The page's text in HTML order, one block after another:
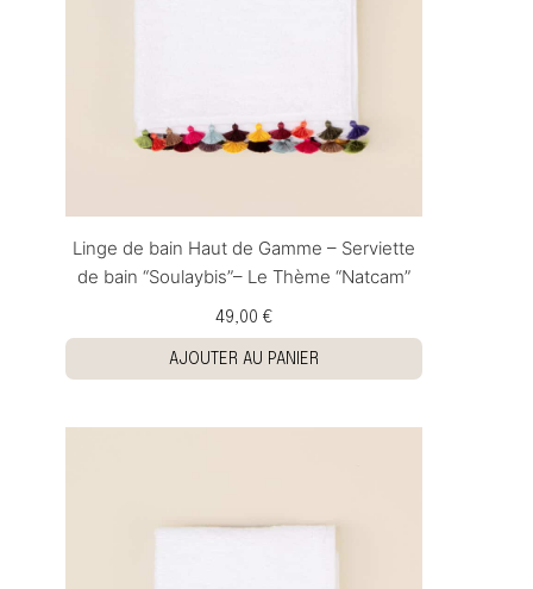
Linge de bain Haut de Gamme – Serviette
de bain “Soulaybis”– Le Thème “Natcam”
49,00 €
AJOUTER AU PANIER